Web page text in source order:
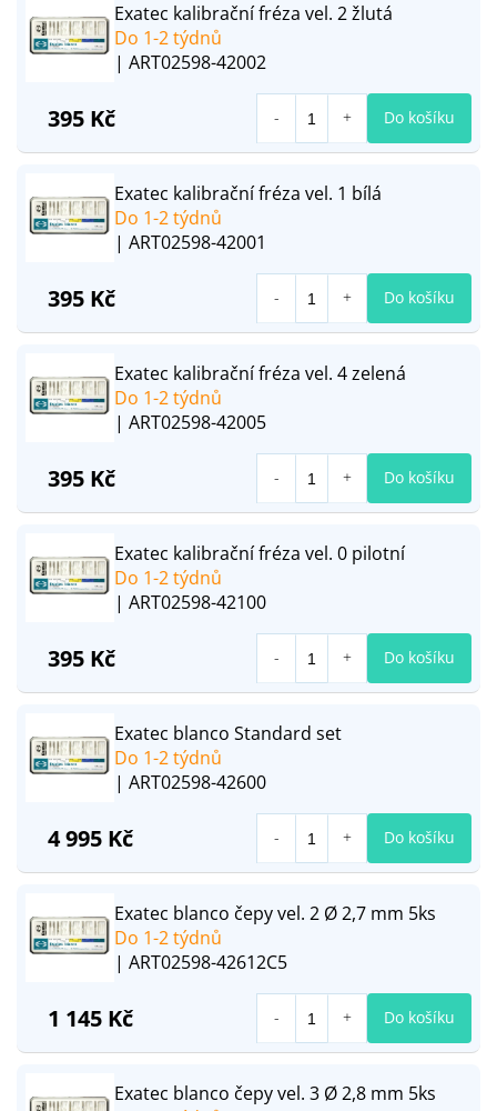
Exatec kalibrační fréza vel. 2 žlutá
Do 1-2 týdnů
| ART02598-42002
395 Kč Do košíku
Exatec kalibrační fréza vel. 1 bílá
Do 1-2 týdnů
| ART02598-42001
395 Kč Do košíku
Exatec kalibrační fréza vel. 4 zelená
Do 1-2 týdnů
| ART02598-42005
395 Kč Do košíku
Exatec kalibrační fréza vel. 0 pilotní
Do 1-2 týdnů
| ART02598-42100
395 Kč Do košíku
Exatec blanco Standard set
Do 1-2 týdnů
| ART02598-42600
4 995 Kč Do košíku
Exatec blanco čepy vel. 2 Ø 2,7 mm 5ks
Do 1-2 týdnů
| ART02598-42612C5
1 145 Kč Do košíku
Exatec blanco čepy vel. 3 Ø 2,8 mm 5ks